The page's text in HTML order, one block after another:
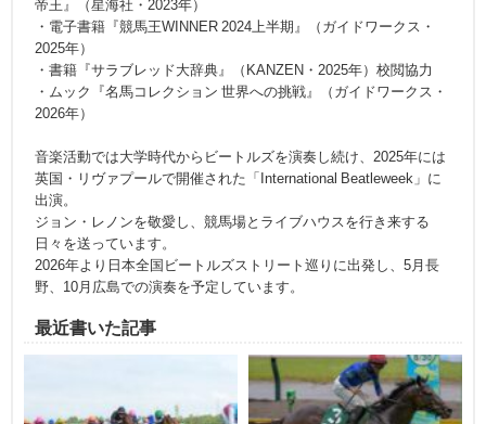
帝王』（星海社・2023年）
・電子書籍『競馬王WINNER 2024上半期』（ガイドワークス・
2025年）
・書籍『サラブレッド大辞典』（KANZEN・2025年）校閲協力
・ムック『名馬コレクション 世界への挑戦』（ガイドワークス・
2026年）
音楽活動では大学時代からビートルズを演奏し続け、2025年には
英国・リヴァプールで開催された「International Beatleweek」に
出演。
ジョン・レノンを敬愛し、競馬場とライブハウスを行き来する
日々を送っています。
2026年より日本全国ビートルズストリート巡りに出発し、5月長
野、10月広島での演奏を予定しています。
最近書いた記事